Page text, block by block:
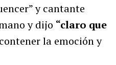
y cantante
y dijo “claro que
la emoción y